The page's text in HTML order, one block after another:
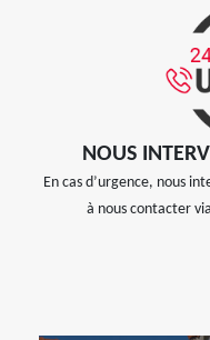
NOUS
En cas d’urgence, nous
à nous contacter